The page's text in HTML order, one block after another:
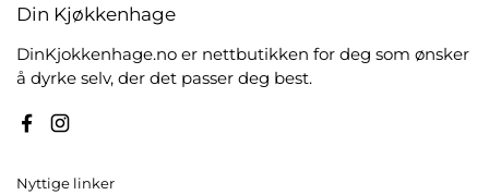
Din Kjøkkenhage
DinKjokkenhage.no er nettbutikken for deg som ønsker
å dyrke selv, der det passer deg best.
FacebookInstagram
Nyttige linker